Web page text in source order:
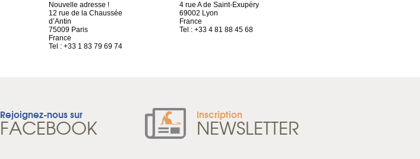
Nouvelle adresse !
12 rue de la Chaussée
d’Antin
75009 Paris
France
Tel : +33 1 83 79 69 74
4 rue A de Saint-Exupéry
69002 Lyon
France
Tel : +33 4 81 88 45 68
Rejoignez-nous sur
FACEBOOK Inscription
NEWSLETTER